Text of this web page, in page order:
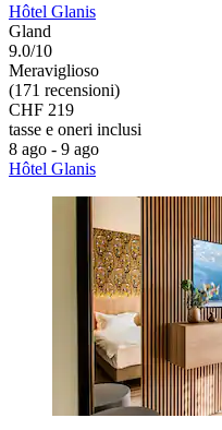
Hôtel Glanis
Gland
9.0/10
Meraviglioso
(171 recensioni)
CHF 219
tasse e oneri inclusi
8 ago - 9 ago
Hôtel Glanis